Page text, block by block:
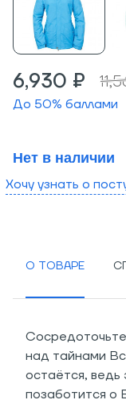
6,930 ₽
До 50% баллами
Нет в наличии
Хочу узнать о
О ТОВАРЕ
над тайнами
остаётся, ведь
позаботится о